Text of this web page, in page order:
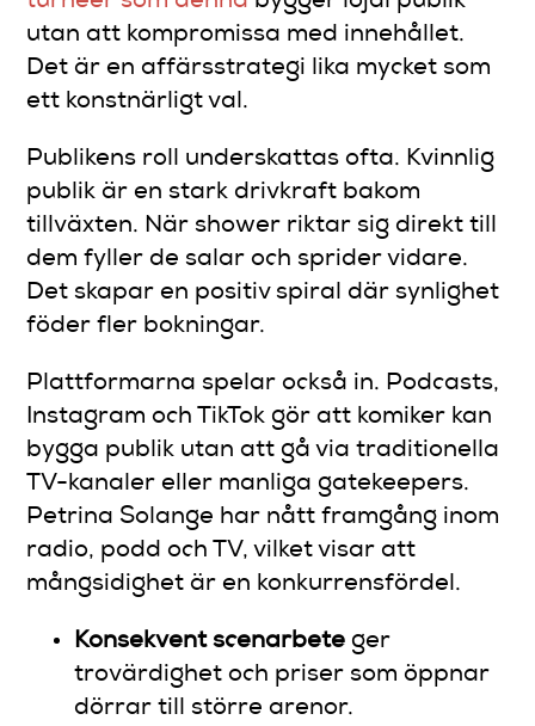
utan att kompromissa med innehållet.
Det är en affärsstrategi lika mycket som
ett konstnärligt val.
Publikens roll underskattas ofta. Kvinnlig
publik är en stark drivkraft bakom
tillväxten. När shower riktar sig direkt till
dem fyller de salar och sprider vidare.
Det skapar en positiv spiral där synlighet
föder fler bokningar.
Plattformarna spelar också in. Podcasts,
Instagram och TikTok gör att komiker kan
bygga publik utan att gå via traditionella
TV-kanaler eller manliga gatekeepers.
Petrina Solange har nått framgång inom
radio, podd och TV, vilket visar att
mångsidighet är en konkurrensfördel.
Konsekvent scenarbete ger
trovärdighet och priser som öppnar
dörrar till större arenor.